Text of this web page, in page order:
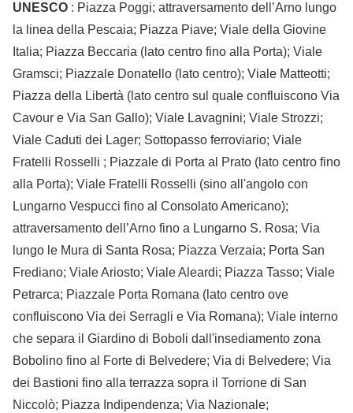
UNESCO : Piazza Poggi; attraversamento dell’Arno lungo
la linea della Pescaia; Piazza Piave; Viale della Giovine
Italia; Piazza Beccaria (lato centro fino alla Porta); Viale
Gramsci; Piazzale Donatello (lato centro); Viale Matteotti;
Piazza della Libertà (lato centro sul quale confluiscono Via
Cavour e Via San Gallo); Viale Lavagnini; Viale Strozzi;
Viale Caduti dei Lager; Sottopasso ferroviario; Viale
Fratelli Rosselli ; Piazzale di Porta al Prato (lato centro fino
alla Porta); Viale Fratelli Rosselli (sino all'angolo con
Lungarno Vespucci fino al Consolato Americano);
attraversamento dell’Arno fino a Lungarno S. Rosa; Via
lungo le Mura di Santa Rosa; Piazza Verzaia; Porta San
Frediano; Viale Ariosto; Viale Aleardi; Piazza Tasso; Viale
Petrarca; Piazzale Porta Romana (lato centro ove
confluiscono Via dei Serragli e Via Romana); Viale interno
che separa il Giardino di Boboli dall'insediamento zona
Bobolino fino al Forte di Belvedere; Via di Belvedere; Via
dei Bastioni fino alla terrazza sopra il Torrione di San
Niccolò; Piazza Indipendenza; Via Nazionale;